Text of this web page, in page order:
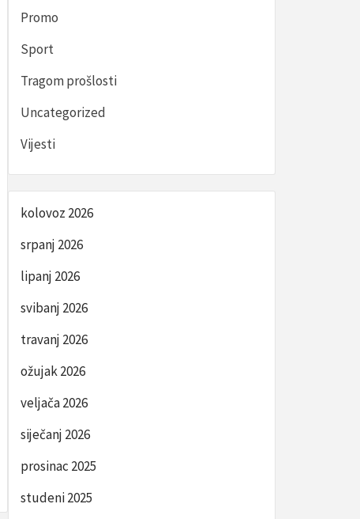
Promo
Sport
Tragom prošlosti
Uncategorized
Vijesti
kolovoz 2026
srpanj 2026
lipanj 2026
svibanj 2026
travanj 2026
ožujak 2026
veljača 2026
siječanj 2026
prosinac 2025
studeni 2025